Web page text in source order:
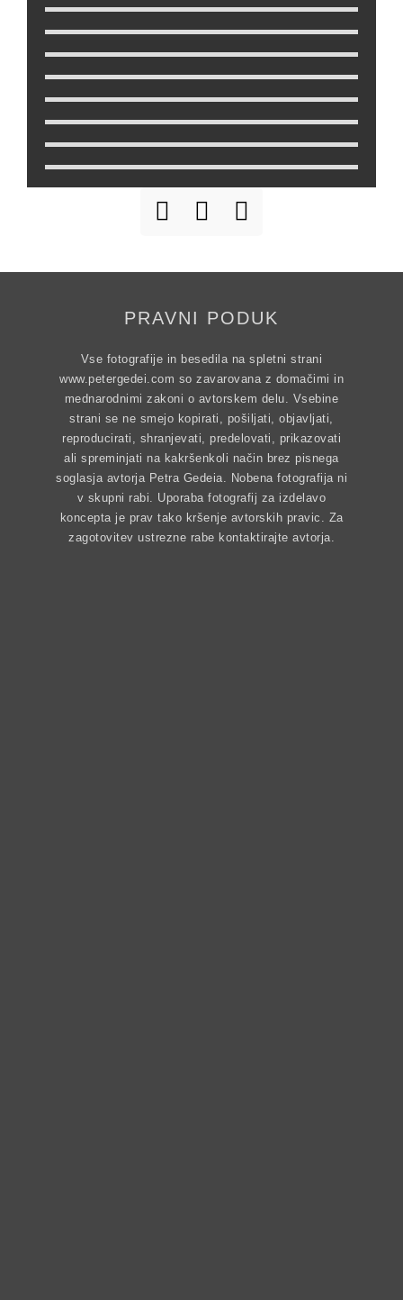
Novo raziskani rov
Novo raziskani rov
Zadnja dvorana v novih delih
Zadnja dvorana v novih delih se konča
s podorom
Prva ekipa
Druga ekipa
PRAVNI PODUK
Vse fotografije in besedila na spletni strani
www.petergedei.com so zavarovana z domačimi in
mednarodnimi zakoni o avtorskem delu. Vsebine
strani se ne smejo kopirati, pošiljati, objavljati,
reproducirati, shranjevati, predelovati, prikazovati
ali spreminjati na kakršenkoli način brez pisnega
soglasja avtorja Petra Gedeia. Nobena fotografija ni
v skupni rabi. Uporaba fotografij za izdelavo
koncepta je prav tako kršenje avtorskih pravic. Za
zagotovitev ustrezne rabe kontaktirajte avtorja.